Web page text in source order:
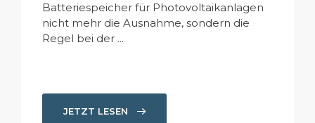
Batteriespeicher für Photovoltaikanlagen
nicht mehr die Ausnahme, sondern die
Regel bei der ...
JETZT LESEN